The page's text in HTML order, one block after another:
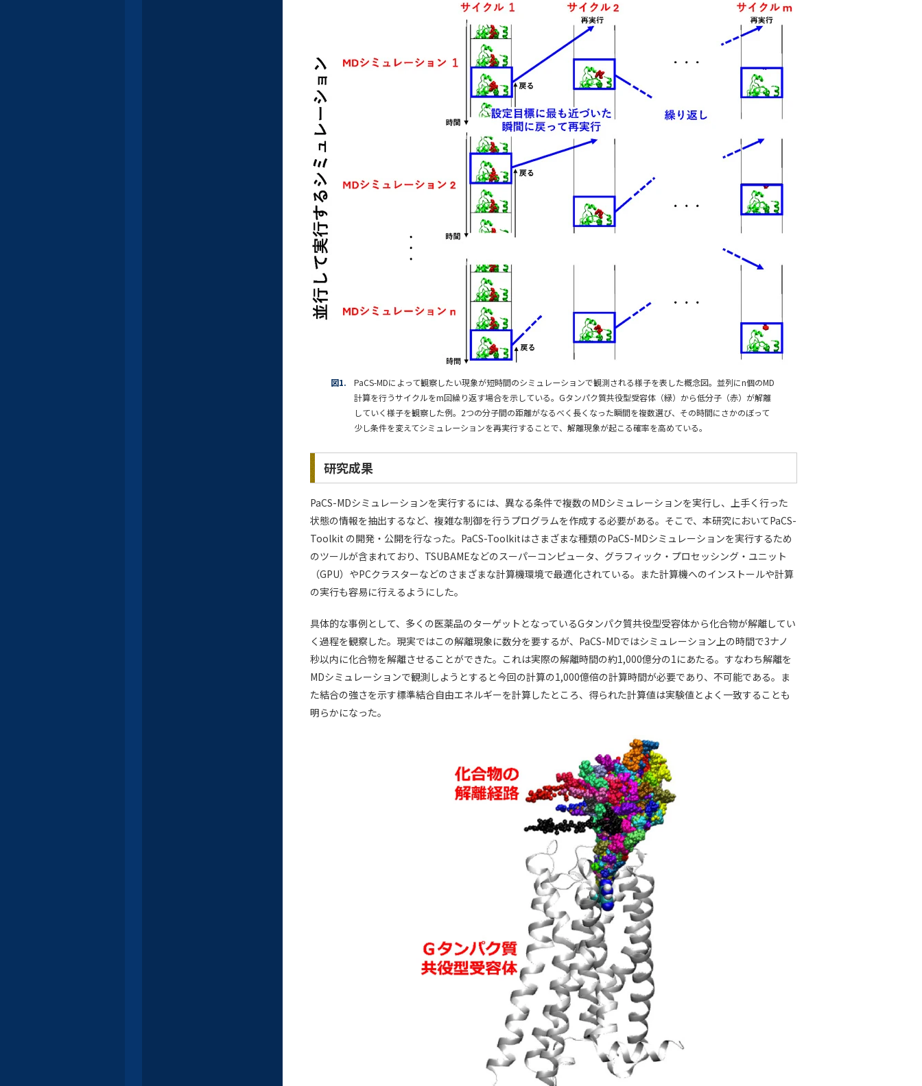
図1.
PaCS-MDによって観察したい現象が短時間のシミュレーションで観測される様子を表した概念図。並列にn個のMD
計算を行うサイクルをm回繰り返す場合を示している。Gタンパク質共役型受容体（緑）から低分子（赤）が解離
していく様子を観察した例。2つの分子間の距離がなるべく長くなった瞬間を複数選び、その時間にさかのぼって
少し条件を変えてシミュレーションを再実行することで、解離現象が起こる確率を高めている。
研究成果
PaCS-MDシミュレーションを実行するには、異なる条件で複数のMDシミュレーションを実行し、上手く行った
状態の情報を抽出するなど、複雑な制御を行うプログラムを作成する必要がある。そこで、本研究においてPaCS-
Toolkit の開発・公開を行なった。PaCS-Toolkitはさまざまな種類のPaCS-MDシミュレーションを実行するため
のツールが含まれており、TSUBAMEなどのスーパーコンピュータ、グラフィック・プロセッシング・ユニット
（GPU）やPCクラスターなどのさまざまな計算機環境で最適化されている。また計算機へのインストールや計算
の実行も容易に行えるようにした。
具体的な事例として、多くの医薬品のターゲットとなっているGタンパク質共役型受容体から化合物が解離してい
く過程を観察した。現実ではこの解離現象に数分を要するが、PaCS-MDではシミュレーション上の時間で3ナノ
秒以内に化合物を解離させることができた。これは実際の解離時間の約1,000億分の1にあたる。すなわち解離を
MDシミュレーションで観測しようとすると今回の計算の1,000億倍の計算時間が必要であり、不可能である。ま
た結合の強さを示す標準結合自由エネルギーを計算したところ、得られた計算値は実験値とよく一致することも
明らかになった。